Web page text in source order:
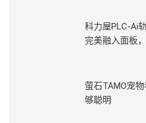
科力屋PLC-Ai
完美融入面板
萤石TAMO宠
够聪明